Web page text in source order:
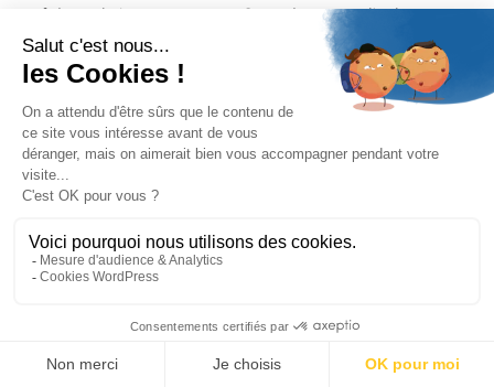
confidentialité automatique. Quand vous ne l’utilisez pas,
la caméra se ferme toute seule. Simple, rassurant,
efficace. Un son clair, même quand tout le monde parle
L’audio, c’est souvent là que tout se joue. La Yealink A50
embarque 16 micros et 4 haut-parleurs stéréo. Résultat ?
Elle capte les voix jusqu’à 10 mètres de distance et les
restitue avec une clarté impressionnante. Et grâce à une
réduction de bruit intelligente, plus besoin de couper son
Équiper ma salle de réunion En résumé, ce que vous offre
la MeetingBar A50 Vidéo 4K grâce à 3 caméras 50MP
Son immersif grâce aux micros et haut-parleurs
Déploiement rapide, compatible Teams, Zoom Sécurité